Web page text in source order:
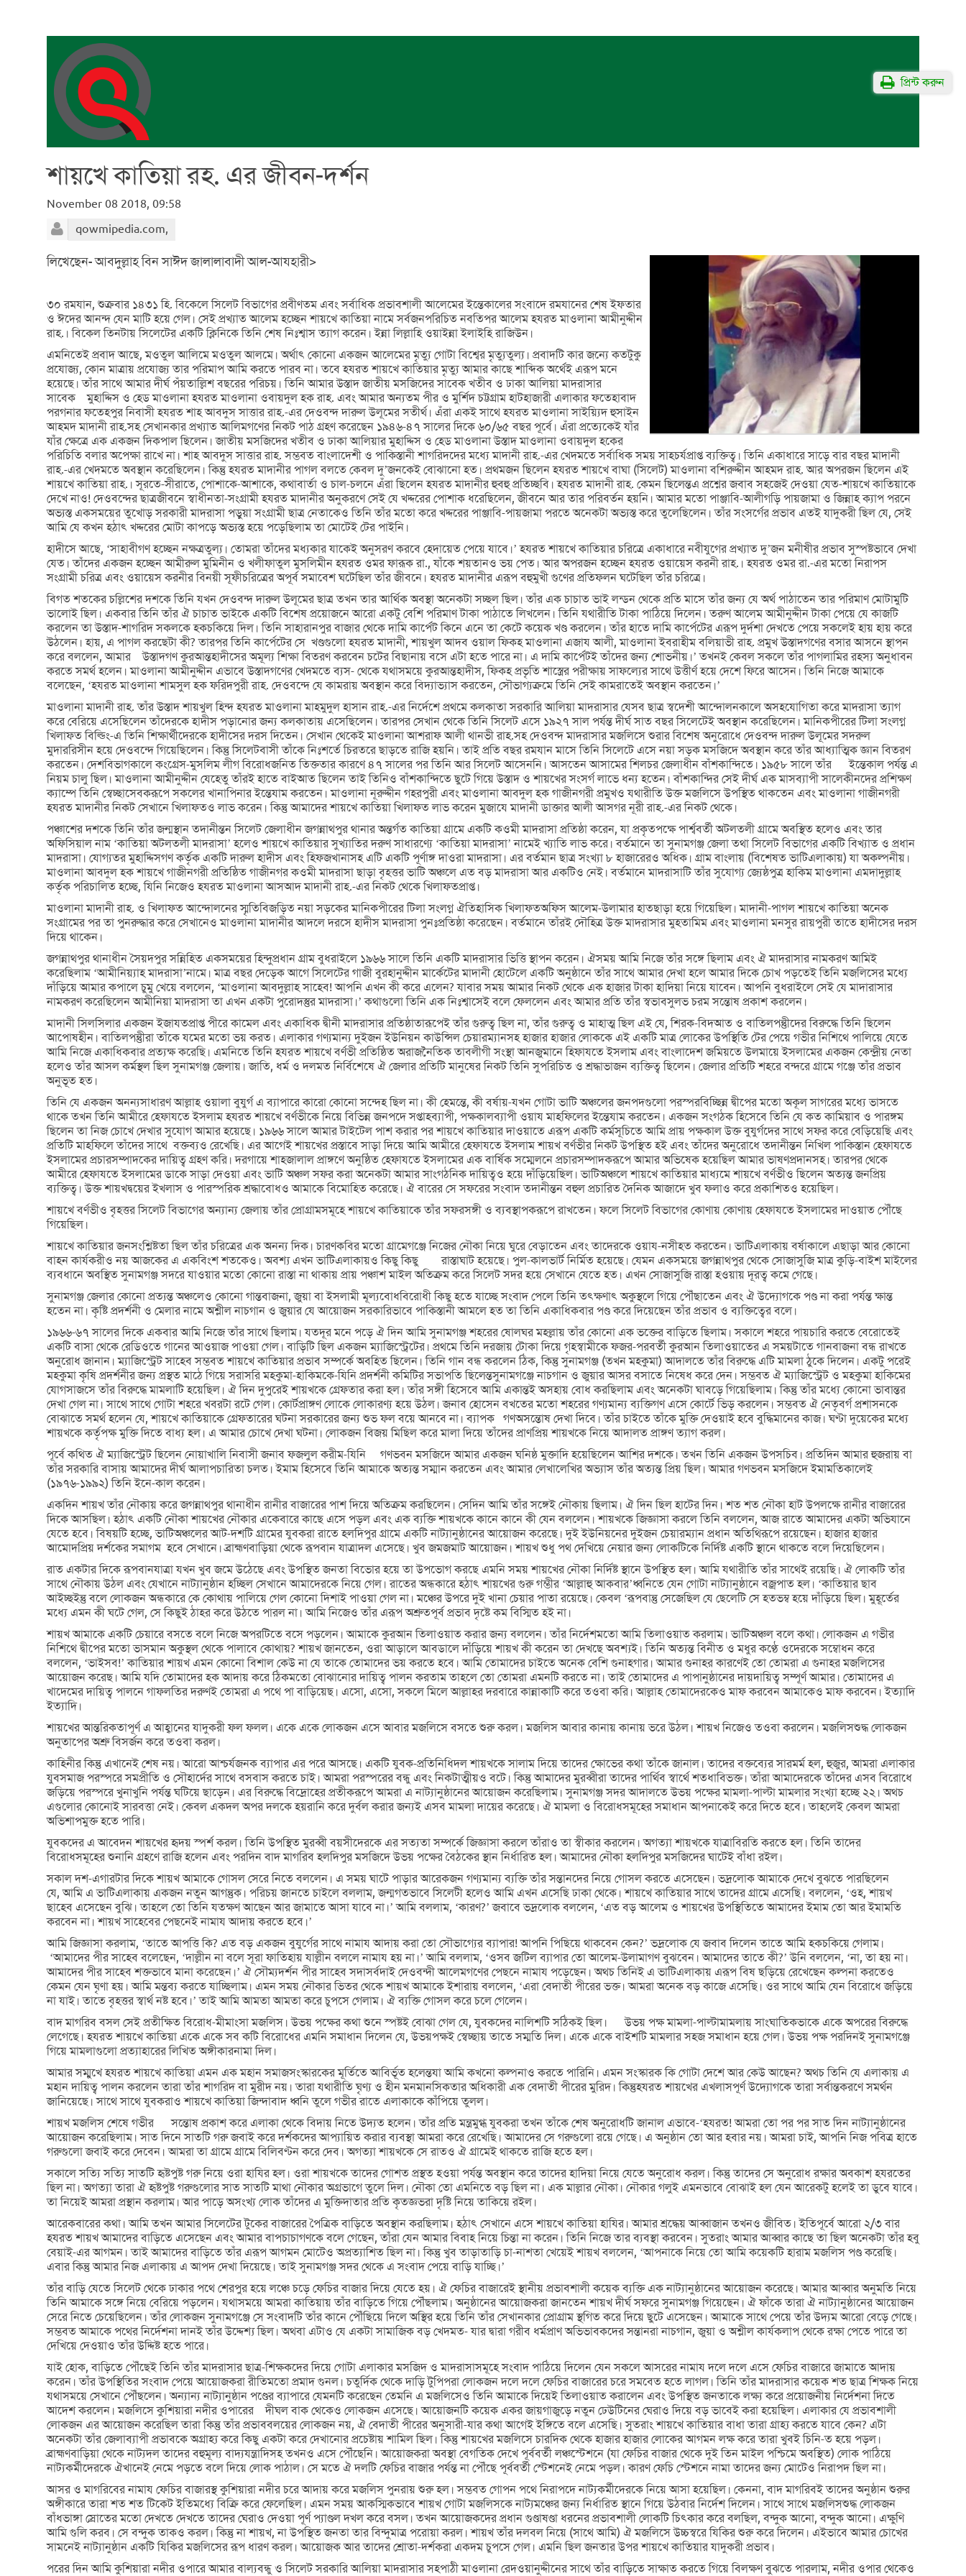
শায়খে কাতিয়া রহ. এর জীবন-দর্শন
November 08 2018, 09:58
qowmipedia.com,
লিখেছেন- আবদুল্লাহ বিন সাঈদ জালালাবাদী আল-আযহারী>
৩০ রমযান, শুক্রবার ১৪৩১ হি. বিকেলে সিলেট বিভাগের প্রবীণতম এবং সর্বাধিক প্রভাবশালী আলেমের ইন্তেকালের সংবাদে রমযানের শেষ ইফতার
ও ঈদের আনন্দ যেন মাটি হয়ে গেল। সেই প্রখ্যাত আলেম হচ্ছেন শায়খে কাতিয়া নামে সর্বজনপরিচিত নবতিপর আলেম হযরত মাওলানা আমীনুদ্দীন
রাহ.। বিকেল তিনটায় সিলেটের একটি ক্লিনিকে তিনি শেষ নিঃশ্বাস ত্যাগ করেন। ইন্না লিল্লাহি ওয়াইন্না ইলাইহি রাজিউন।
এমনিতেই প্রবাদ আছে, মওতুল আলিমে মওতুল আলমে। অর্থাৎ কোনো একজন আলেমের মৃত্যু গোটা বিশ্বের মৃত্যুতুল্য। প্রবাদটি কার জন্যে কতটুকু
প্রযোজ্য, কোন মাত্রায় প্রযোজ্য তার পরিমাপ আমি করতে পারব না। তবে হযরত শায়খে কাতিয়ার মৃত্যু আমার কাছে শাব্দিক অর্থেই এরূপ মনে
হয়েছে। তাঁর সাথে আমার দীর্ঘ পঁয়তাল্লিশ বছরের পরিচয়। তিনি আমার উস্তাদ জাতীয় মসজিদের সাবেক খতীব ও ঢাকা আলিয়া মাদরাসার
সাবেক মুহাদ্দিস ও হেড মাওলানা হযরত মাওলানা ওবায়দুল হক রাহ. এবং আমার অন্যতম পীর ও মুর্শিদ চট্টগ্রাম হাটহাজারী এলাকার ফতেহাবাদ
পরগনার ফতেহপুর নিবাসী হযরত শাহ আবদুস সাত্তার রাহ.-এর দেওবন্দ দারুল উলূমের সতীর্থ। এঁরা একই সাথে হযরত মাওলানা সাইয়্যিদ হুসাইন
আহমদ মাদানী রাহ.সহ সেখানকার প্রখ্যাত আলিমগণের নিকট পাঠ গ্রহণ করেছেন ১৯৪৬-৪৭ সালের দিকে ৬০/৬৫ বছর পূর্বে। এঁরা প্রত্যেকেই যাঁর
যাঁর ক্ষেত্রে এক একজন দিকপাল ছিলেন। জাতীয় মসজিদের খতীব ও ঢাকা আলিয়ার মুহাদ্দিস ও হেড মাওলানা উস্তাদ মাওলানা ওবায়দুল হকের
পরিচিতি বলার অপেক্ষা রাখে না। শাহ আবদুস সাত্তার রাহ. সম্ভবত বাংলাদেশী ও পাকিস্তানী শাগরিদদের মধ্যে মাদানী রাহ.-এর খেদমতে সর্বাধিক সময় সাহচর্যপ্রাপ্ত ব্যক্তিত্ব। তিনি একাধারে সাড়ে বার বছর মাদানী
রাহ.-এর খেদমতে অবস্থান করেছিলেন। কিন্তু হযরত মাদানীর পাগল বলতে কেবল দু’জনকেই বোঝানো হত। প্রথমজন ছিলেন হযরত শায়খে বাঘা (সিলেট) মাওলানা বশিরুদ্দীন আহমদ রাহ. আর অপরজন ছিলেন এই
শায়খে কাতিয়া রাহ.। সূরতে-সীরাতে, পোশাকে-আশাকে, কথাবার্তা ও চাল-চলনে এঁরা ছিলেন হযরত মাদানীর হুবহু প্রতিচ্ছবি। হযরত মাদানী রাহ. কেমন ছিলেন্তএ প্রশ্নের জবাব সহজেই দেওয়া যেত-শায়খে কাতিয়াকে
দেখে নাও! দেওবন্দের ছাত্রজীবনে স্বাধীনতা-সংগ্রামী হযরত মাদানীর অনুকরণে সেই যে খদ্দরের পোশাক ধরেছিলেন, জীবনে আর তার পরিবর্তন হয়নি। আমার মতো পাঞ্জাবি-আলীগড়ি পায়জামা ও জিন্নাহ ক্যাপ পরনে
অভ্যস্ত একসময়ের তুখোড় সরকারী মাদরাসা পড়ুয়া সংগ্রামী ছাত্র নেতাকেও তিনি তাঁর মতো করে খদ্দরের পাঞ্জাবি-পায়জামা পরতে অনেকটা অভ্যস্ত করে তুলেছিলেন। তাঁর সংসর্গের প্রভাব এতই যাদুকরী ছিল যে, সেই
আমি যে কখন হঠাৎ খদ্দরের মোটা কাপড়ে অভ্যস্ত হয়ে পড়েছিলাম তা মোটেই টের পাইনি।
হাদীসে আছে, ‘সাহাবীগণ হচ্ছেন নক্ষত্রতুল্য। তোমরা তাঁদের মধ্যকার যাকেই অনুসরণ করবে হেদায়েত পেয়ে যাবে।’ হযরত শায়খে কাতিয়ার চরিত্রে একাধারে নবীযুগের প্রখ্যাত দু’জন মনীষীর প্রভাব সুস্পষ্টভাবে দেখা
যেত। তাঁদের একজন হচ্ছেন আমীরুল মুমিনীন ও খলীফাতুল মুসলিমীন হযরত ওমর ফারূক রা., যাঁকে শয়তানও ভয় পেত। আর অপরজন হচ্ছেন হযরত ওয়ায়েস করনী রাহ.। হযরত ওমর রা.-এর মতো নিরাপস
সংগ্রামী চরিত্র এবং ওয়ায়েস করনীর বিনয়ী সূফীচরিত্রের অপূর্ব সমাবেশ ঘটেছিল তাঁর জীবনে। হযরত মাদানীর এরূপ বহুমুখী গুণের প্রতিফলন ঘটেছিল তাঁর চরিত্রে।
বিগত শতকের চল্লিশের দশকে তিনি যখন দেওবন্দ দারুল উলূমের ছাত্র তখন তার আর্থিক অবস্থা অনেকটা সচ্ছল ছিল। তাঁর এক চাচাত ভাই লন্ডন থেকে প্রতি মাসে তাঁর জন্য যে অর্থ পাঠাতেন তার পরিমাণ মোটামুটি
ভালোই ছিল। একবার তিনি তাঁর ঐ চাচাত ভাইকে একটি বিশেষ প্রয়োজনে আরো একটু বেশি পরিমাণ টাকা পাঠাতে লিখলেন। তিনি যথারীতি টাকা পাঠিয়ে দিলেন। তরুণ আলেম আমীনুদ্দীন টাকা পেয়ে যে কাজটি
করলেন তা উস্তাদ-শাগরিদ সকলকে হকচকিয়ে দিল। তিনি সাহারানপুর বাজার থেকে দামি কার্পেট কিনে এনে তা কেটে কয়েক খণ্ড করলেন। তাঁর হাতে দামি কার্পেটের এরূপ দুর্দশা দেখতে পেয়ে সকলেই হায় হায় করে
উঠলেন। হায়, এ পাগল করছেটা কী? তারপর তিনি কার্পেটের সে খণ্ডগুলো হযরত মাদানী, শায়খুল আদব ওয়াল ফিকহ মাওলানা এজায আলী, মাওলানা ইবরাহীম বলিয়াভী রাহ. প্রমুখ উস্তাদগণের বসার আসনে স্থাপন
করে বললেন, আমার উস্তাদগণ কুরআন্তহাদীসের অমূল্য শিক্ষা বিতরণ করবেন চটের বিছানায় বসে এটা হতে পারে না। এ দামি কার্পেটই তাঁদের জন্য শোভনীয়।’ তখনই কেবল সকলে তাঁর পাগলামির রহস্য অনুধাবন
করতে সমর্থ হলেন। মাওলানা আমীনুদ্দীন এভাবে উস্তাদগণের খেদমতে ব্যস- থেকে যথাসময়ে কুরআন্তহাদীস, ফিকহ প্রভৃতি শাস্ত্রের পরীক্ষায় সাফল্যের সাথে উত্তীর্ণ হয়ে দেশে ফিরে আসেন। তিনি নিজে আমাকে
বলেছেন, ‘হযরত মাওলানা শামসুল হক ফরিদপুরী রাহ. দেওবন্দে যে কামরায় অবস্থান করে বিদ্যাভ্যাস করতেন, সৌভাগ্যক্রমে তিনি সেই কামরাতেই অবস্থান করতেন।’
মাওলানা মাদানী রাহ. তাঁর উস্তাদ শায়খুল হিন্দ হযরত মাওলানা মাহমুদুল হাসান রাহ.-এর নির্দেশে প্রথমে কলকাতা সরকারি আলিয়া মাদরাসার যেসব ছাত্র স্বদেশী আন্দোলনকালে অসহযোগিতা করে মাদরাসা ত্যাগ
করে বেরিয়ে এসেছিলেন তাঁদেরকে হাদীস পড়ানোর জন্য কলকাতায় এসেছিলেন। তারপর সেখান থেকে তিনি সিলেট এসে ১৯২৭ সাল পর্যন্ত দীর্ঘ সাত বছর সিলেটেই অবস্থান করেছিলেন। মানিকপীরের টিলা সংলগ্ন
খিলাফত বিল্ডিং-এ তিনি শিক্ষার্থীদেরকে হাদীসের দরস দিতেন। সেখান থেকেই মাওলানা আশরাফ আলী থানভী রাহ.সহ দেওবন্দ মাদরাসার মজলিসে শুরার বিশেষ অনুরোধে দেওবন্দ দারুল উলূমের সদরুল
মুদাররিসীন হয়ে দেওবন্দে গিয়েছিলেন। কিন্তু সিলেটবাসী তাঁকে নিঃশর্তে চিরতরে ছাড়তে রাজি হয়নি। তাই প্রতি বছর রমযান মাসে তিনি সিলেটে এসে নয়া সড়ক মসজিদে অবস্থান করে তাঁর আধ্যাত্মিক জ্ঞান বিতরণ
করতেন। দেশবিভাগকালে কংগ্রেস-মুসলিম লীগ বিরোধজনিত তিক্ততার কারণে ৪৭ সালের পর তিনি আর সিলেট আসেননি। আসতেন আসামের শিলচর জেলাধীন বাঁশকান্দিতে। ১৯৫৮ সালে তাঁর ইন্তেকাল পর্যন্ত এ
নিয়ম চালু ছিল। মাওলানা আমীনুদ্দীন যেহেতু তাঁরই হাতে বাইআত ছিলেন তাই তিনিও বাঁশকান্দিতে ছুটে গিয়ে উস্তাদ ও শায়খের সংসর্গ লাভে ধন্য হতেন। বাঁশকান্দির সেই দীর্ঘ এক মাসব্যাপী সালেকীনদের প্রশিক্ষণ
ক্যাম্পে তিনি স্বেচ্ছাসেবকরূপে সকলের খানাপিনার ইন্তেযাম করতেন। মাওলানা নূরুদ্দীন গহরপুরী এবং মাওলানা আবদুল হক গাজীনগরী প্রমুখও যথারীতি উক্ত মজলিসে উপস্থিত থাকতেন এবং মাওলানা গাজীনগরী
হযরত মাদানীর নিকট সেখানে খিলাফতও লাভ করেন। কিন্তু আমাদের শায়খে কাতিয়া খিলাফত লাভ করেন মুজাযে মাদানী ডাক্তার আলী আসগর নূরী রাহ.-এর নিকট থেকে।
পঞ্চাশের দশকে তিনি তাঁর জন্মস্থান তদানীন্তন সিলেট জেলাধীন জগন্নাথপুর থানার অন্তর্গত কাতিয়া গ্রামে একটি কওমী মাদরাসা প্রতিষ্ঠা করেন, যা প্রকৃতপক্ষে পার্শ্ববর্তী অটলতলী গ্রামে অবস্থিত হলেও এবং তার
অফিসিয়াল নাম ‘কাতিয়া অটলতলী মাদরাসা’ হলেও শায়খে কাতিয়ার সুখ্যাতির দরুণ সাধারণ্যে ‘কাতিয়া মাদরাসা’ নামেই খ্যাতি লাভ করে। বর্তমানে তা সুনামগঞ্জ জেলা তথা সিলেট বিভাগের একটি বিখ্যাত ও প্রধান
মাদরাসা। যোগ্যতর মুহাদ্দিসগণ কর্তৃক একটি দারুল হাদীস এবং হিফজখানাসহ এটি একটি পূর্ণাঙ্গ দাওরা মাদরাসা। এর বর্তমান ছাত্র সংখ্যা ৮ হাজারেরও অধিক। গ্রাম বাংলায় (বিশেষত ভাটিএলাকায়) যা অকল্পনীয়।
মাওলানা আবদুল হক শায়খে গাজীনগরী প্রতিষ্ঠিত গাজীনগর কওমী মাদরাসা ছাড়া বৃহত্তর ভাটি অঞ্চলে এত বড় মাদরাসা আর একটিও নেই। বর্তমানে মাদরাসাটি তাঁর সুযোগ্য জ্যেষ্ঠপুত্র হাকিম মাওলানা এমদাদুল্লাহ
কর্তৃক পরিচালিত হচ্ছে, যিনি নিজেও হযরত মাওলানা আসআদ মাদানী রাহ.-এর নিকট থেকে খিলাফতপ্রাপ্ত।
মাওলানা মাদানী রাহ. ও খিলাফত আন্দোলনের স্মৃতিবিজড়িত নয়া সড়কের মানিকপীরের টিলা সংলগ্ন ঐতিহাসিক খিলাফতঅফিস আলেম-উলামার হাতছাড়া হয়ে গিয়েছিল। মাদানী-পাগল শায়খে কাতিয়া অনেক
সংগ্রামের পর তা পুনরুদ্ধার করে সেখানেও মাওলানা মাদানীর আদলে দরসে হাদীস মাদরাসা পুনঃপ্রতিষ্ঠা করেছেন। বর্তমানে তাঁরই দৌহিত্র উক্ত মাদরাসার মুহতামিম এবং মাওলানা মনসুর রায়পুরী তাতে হাদীসের দরস
দিয়ে থাকেন।
জগন্নাথপুর থানাধীন সৈয়দপুর সন্নিহিত একসময়ের হিন্দুপ্রধান গ্রাম বুধরাইলে ১৯৬৬ সালে তিনি একটি মাদরাসার ভিত্তি স্থাপন করেন। ঐসময় আমি নিজে তাঁর সঙ্গে ছিলাম এবং ঐ মাদরাসার নামকরণ আমিই
করেছিলাম ‘আমীনিয়্যাহ মাদরাসা’নামে। মাত্র বছর দেড়েক আগে সিলেটের গাজী বুরহানুদ্দীন মার্কেটের মাদানী হোটেলে একটি অনুষ্ঠানে তাঁর সাথে আমার দেখা হলে আমার দিকে চোখ পড়তেই তিনি মজলিসের মধ্যে
দাঁড়িয়ে আমার কপালে চুমু খেয়ে বললেন, ‘মাওলানা আবদুল্লাহ সাহেব! আপনি এখন কী করে এলেন? যাবার সময় আমার নিকট থেকে এক হাজার টাকা হাদিয়া নিয়ে যাবেন। আপনি বুধরাইলে সেই যে মাদারাসার
নামকরণ করেছিলেন আমীনিয়া মাদরাসা তা এখন একটা পুরোদস্তুর মাদরাসা।’ কথাগুলো তিনি এক নিঃশ্বাসেই বলে ফেললেন এবং আমার প্রতি তাঁর স্বভাবসুলভ চরম সন্তোষ প্রকাশ করলেন।
মাদানী সিলসিলার একজন ইজাযতপ্রাপ্ত পীরে কামেল এবং একাধিক দ্বীনী মাদরাসার প্রতিষ্ঠাতারূপেই তাঁর গুরুত্ব ছিল না, তাঁর গুরুত্ব ও মাহাত্ম ছিল এই যে, শিরক-বিদআত ও বাতিলপন্তুীদের বিরুদ্ধে তিনি ছিলেন
আপোষহীন। বাতিলপন্তুীরা তাঁকে যমের মতো ভয় করত। এলাকার গণ্যমান্য দুইজন ইউনিয়ন কাউন্সিল চেয়ারম্যানসহ হাজার হাজার লোককে এই একটি মাত্র লোকের উপস্থিতি টের পেয়ে গভীর নিশিথে পালিয়ে যেতে
আমি নিজে একাধিকবার প্রত্যক্ষ করেছি। এমনিতে তিনি হযরত শায়খে বর্ণভী প্রতিষ্ঠিত অরাজনৈতিক তাবলীগী সংস্থা আনজুমানে হিফাযতে ইসলাম এবং বাংলাদেশ জমিয়তে উলমায়ে ইসলামের একজন কেন্দ্রীয় নেতা
হলেও তাঁর আসল কর্মস্থল ছিল সুনামগঞ্জ জেলায়। জাতি, ধর্ম ও দলমত নির্বিশেষে ঐ জেলার প্রতিটি মানুষের নিকট তিনি সুপরিচিত ও শ্রদ্ধাভাজন ব্যক্তিত্ব ছিলেন। জেলার প্রতিটি শহরে বন্দরে গ্রামে গঞ্জে তাঁর প্রভাব
অনুভূত হত।
তিনি যে একজন অনন্যসাধারণ আল্লাহ ওয়ালা বুযুর্গ এ ব্যাপারে কারো কোনো সন্দেহ ছিল না। কী হেমন্তে, কী বর্ষায়-যখন গোটা ভাটি অঞ্চলের জনপদগুলো পরস্পরবিচ্ছিন্ন দ্বীপের মতো অকূল সাগরের মধ্যে ভাসতে
থাকে তখন তিনি আমীরে হেফাযতে ইসলাম হযরত শায়খে বর্ণভীকে নিয়ে বিভিন্ন জনপদে সপ্তাহব্যাপী, পক্ষকালব্যাপী ওয়ায মাহফিলের ইন্তেযাম করতেন। একজন সংগঠক হিসেবে তিনি যে কত কামিয়াব ও পারঙ্গম
ছিলেন তা নিজ চোখে দেখার সুযোগ আমার হয়েছে। ১৯৬৬ সালে আমার টাইটেল পাশ করার পর শায়খে কাতিয়ার দাওয়াতে এরূপ একটি কর্মসূচিতে আমি প্রায় পক্ষকাল উক্ত বুযুর্গদের সাথে সফর করে বেড়িয়েছি এবং
প্রতিটি মাহফিলে তাঁদের সাথে বক্তব্যও রেখেছি। এর আগেই শায়খের প্রস্তাবে সাড়া দিয়ে আমি আমীরে হেফাযতে ইসলাম শায়খ বর্ণভীর নিকট উপস্থিত হই এবং তাঁদের অনুরোধে তদানীন্তন নিখিল পাকিস্তান হেফাযতে
ইসলামের প্রচারসম্পাদকের দায়িত্ব গ্রহণ করি। দরগায়ে শাহজালাল প্রাঙ্গণে অনুষ্ঠিত হেফাযতে ইসলামের এক বার্ষিক সম্মেলনে প্রচারসম্পাদকরূপে আমার অভিষেক হয়েছিল আমার ভাষণপ্রদানসহ। তারপর থেকে
আমীরে হেফাযতে ইসলামের ডাকে সাড়া দেওয়া এবং ভাটি অঞ্চল সফর করা অনেকটা আমার সাংগঠনিক দায়িত্বও হয়ে দাঁড়িয়েছিল। ভাটিঅঞ্চলে শায়খে কাতিয়ার মাধ্যমে শায়খে বর্ণভীও ছিলেন অত্যন্ত জনপ্রিয়
ব্যক্তিত্ব। উক্ত শায়খদ্বয়ের ইখলাস ও পারস্পরিক শ্রদ্ধাবোধও আমাকে বিমোহিত করেছে। ঐ বারের সে সফরের সংবাদ তদানীন্তন বহুল প্রচারিত দৈনিক আজাদে খুব ফলাও করে প্রকাশিতও হয়েছিল।
শায়খে বর্ণভীও বৃহত্তর সিলেট বিভাগের অন্যান্য জেলায় তাঁর প্রোগ্রামসমূহে শায়খে কাতিয়াকে তাঁর সফরসঙ্গী ও ব্যবস্থাপকরূপে রাখতেন। ফলে সিলেট বিভাগের কোণায় কোণায় হেফাযতে ইসলামের দাওয়াত পৌঁছে
গিয়েছিল।
শায়খে কাতিয়ার জনসংশ্লিষ্টতা ছিল তাঁর চরিত্রের এক অনন্য দিক। চারণকবির মতো গ্রামেগঞ্জে নিজের নৌকা নিয়ে ঘুরে বেড়াতেন এবং তাদেরকে ওয়ায-নসীহত করতেন। ভাটিএলাকায় বর্ষাকালে এছাড়া আর কোনো
বাহন কার্যকরীও নয় আজকের এ একবিংশ শতকেও। অবশ্য এখন ভাটিএলাকায়ও কিছু কিছু রাস্তাঘাট হয়েছে। পুল-কালভার্ট নির্মিত হয়েছে। যেমন একসময়ে জগন্নাথপুর থেকে সোজাসুজি মাত্র কুড়ি-বাইশ মাইলের
ব্যবধানে অবস্থিত সুনামগঞ্জ সদরে যাওয়ার মতো কোনো রাস্তা না থাকায় প্রায় পঞ্চাশ মাইল অতিক্রম করে সিলেট সদর হয়ে সেখানে যেতে হত। এখন সোজাসুজি রাস্তা হওয়ায় দূরত্ব কমে গেছে।
সুনামগঞ্জ জেলার কোনো প্রত্যন্ত অঞ্চলেও কোনো গান্তবাজনা, জুয়া বা ইসলামী মূল্যবোধবিরোধী কিছু হতে যাচ্ছে সংবাদ পেলে তিনি তৎক্ষণাৎ অকুস্থলে গিয়ে পৌঁছাতেন এবং ঐ উদ্যোগকে পণ্ড না করা পর্যন্ত ক্ষান্ত
হতেন না। কৃষ্টি প্রদর্শনী ও মেলার নামে অশ্লীল নাচগান ও জুয়ার যে আয়োজন সরকারিভাবে পাকিস্তানী আমলে হত তা তিনি একাধিকবার পণ্ড করে দিয়েছেন তাঁর প্রভাব ও ব্যক্তিত্বের বলে।
১৯৬৬-৬৭ সালের দিকে একবার আমি নিজে তাঁর সাথে ছিলাম। যতদূর মনে পড়ে ঐ দিন আমি সুনামগঞ্জ শহরের ষোলঘর মহল্লায় তাঁর কোনো এক ভক্তের বাড়িতে ছিলাম। সকালে শহরে পায়চারি করতে বেরোতেই
একটি বাসা থেকে রেডিওতে গানের আওয়াজ পাওয়া গেল। বাড়িটি ছিল একজন ম্যাজিস্ট্রেটের। প্রথমে তিনি দরজায় টোকা দিয়ে গৃহস্বামীকে ফজর-পরবর্তী কুরআন তিলাওয়াতের এ সময়টাতে গানবাজনা বন্ধ রাখতে
অনুরোধ জানান। ম্যাজিস্ট্রেট সাহেব সম্ভবত শায়খে কাতিয়ার প্রভাব সম্পর্কে অবহিত ছিলেন। তিনি গান বন্ধ করলেন ঠিক, কিন্তু সুনামগঞ্জ (তখন মহকুমা) আদালতে তাঁর বিরুদ্ধে এটি মামলা ঠুকে দিলেন। একটু পরেই
মহকুমা কৃষি প্রদর্শনীর জন্য প্রস্থত মাঠে গিয়ে সরাসরি মহকুমা-হাকিমকে-যিনি প্রদর্শনী কমিটির সভাপতি ছিলেন্তসুনামগঞ্জে নাচগান ও জুয়ার আসর বসাতে নিষেধ করে দেন। সম্ভবত ঐ ম্যাজিস্ট্রেট ও মহকুমা হাকিমের
যোগসাজসে তাঁর বিরুদ্ধে মামলাটি হয়েছিল। ঐ দিন দুপুরেই শায়খকে গ্রেফতার করা হল। তাঁর সঙ্গী হিসেবে আমি একান্তই অসহায় বোধ করছিলাম এবং অনেকটা ঘাবড়ে গিয়েছিলাম। কিন্তু তাঁর মধ্যে কোনো ভাবান্তর
দেখা গেল না। সাথে সাথে গোটা শহরে খবরটা রটে গেল। কোর্টপ্রাঙ্গণ লোকে লোকারণ্য হয়ে উঠল। জনাব হোসেন বখতের মতো শহরের গণ্যমান্য ব্যক্তিগণ এসে কোর্টে ভিড় করলেন। সম্ভবত ঐ নেতৃবর্গ প্রশাসনকে
বোঝাতে সমর্থ হলেন যে, শায়খে কাতিয়াকে গ্রেফতারের ঘটনা সরকারের জন্য শুভ ফল বয়ে আনবে না। ব্যাপক গণঅসন্তোষ দেখা দিবে। তাঁর চাইতে তাঁকে মুক্তি দেওয়াই হবে বুদ্ধিমানের কাজ। ঘণ্টা দুয়েকের মধ্যে
শায়খকে কর্তৃপক্ষ মুক্তি দিতে বাধ্য হল। এ আমার চোখে দেখা ঘটনা। লোকজন বিজয় মিছিল করে মালা দিয়ে তাঁদের প্রাণপ্রিয় শায়খকে নিয়ে আদালত প্রাঙ্গণ ত্যাগ করল।
পূর্বে কথিত ঐ ম্যাজিস্ট্রেট ছিলেন নোয়াখালি নিবাসী জনাব ফজলুল করীম-যিনি গণভবন মসজিদে আমার একজন ঘনিষ্ঠ মুক্তাদি হয়েছিলেন আশির দশকে। তখন তিনি একজন উপসচিব। প্রতিদিন আমার হুজরায় বা
তাঁর সরকারি বাসায় আমাদের দীর্ঘ আলাপচারিতা চলত। ইমাম হিসেবে তিনি আমাকে অত্যন্ত সম্মান করতেন এবং আমার লেখালেখির অভ্যাস তাঁর অত্যন্ত প্রিয় ছিল। আমার গণভবন মসজিদে ইমামতিকালেই
(১৯৭৬-১৯৯২) তিনি ইনে-কাল করেন।
একদিন শায়খ তাঁর নৌকায় করে জগন্নাথপুর থানাধীন রানীর বাজারের পাশ দিয়ে অতিক্রম করছিলেন। সেদিন আমি তাঁর সঙ্গেই নৌকায় ছিলাম। ঐ দিন ছিল হাটের দিন। শত শত নৌকা হাট উপলক্ষে রানীর বাজারের
দিকে আসছিল। হঠাৎ একটি নৌকা শায়খের নৌকার একেবারে কাছে এসে পড়ল এবং এক ব্যক্তি শায়খকে কানে কানে কী যেন বললেন। শায়খকে জিজ্ঞাসা করলে তিনি বললেন, আজ রাতে আমাদের একটা অভিযানে
যেতে হবে। বিষয়টি হচ্ছে, ভাটিঅঞ্চলের আট-দশটি গ্রামের যুবকরা রাতে হলদিপুর গ্রামে একটি নাট্যানুষ্ঠানের আয়োজন করেছে। দুই ইউনিয়নের দুইজন চেয়ারম্যান প্রধান অতিথিরূপে রয়েছেন। হাজার হাজার
আমোদপ্রিয় দর্শকের সমাগম হবে সেখানে। ব্রাহ্মণবাড়িয়া থেকে রূপবান যাত্রাদল এসেছে। খুব জমজমাট আয়োজন। শায়খ শুধু পথ দেখিয়ে নেয়ার জন্য লোকটিকে নির্দিষ্ট একটি স্থানে থাকতে বলে দিয়েছিলেন।
রাত একটার দিকে রূপবানযাত্রা যখন খুব জমে উঠেছে এবং উপস্থিত জনতা বিভোর হয়ে তা উপভোগ করছে এমনি সময় শায়খের নৌকা নির্দিষ্ট স্থানে উপস্থিত হল। আমি যথারীতি তাঁর সাথেই রয়েছি। ঐ লোকটি তাঁর
সাথে নৌকায় উঠল এবং যেখানে নাট্যানুষ্ঠান হচ্ছিল সেখানে আমাদেরকে নিয়ে গেল। রাতের অন্ধকারে হঠাৎ শায়খের গুরু গম্ভীর ‘আল্লাহু আকবার’ধ্বনিতে যেন গোটা নাট্যানুষ্ঠানে বজ্রপাত হল। ‘কাতিয়ার ছাব
আইচ্ছইন্তু বলে লোকজন অন্ধকারে কে কোথায় পালিয়ে গেল কোনো দিশাই পাওয়া গেল না। মঞ্চের উপরে দুই খানা চেয়ার পাতা রয়েছে। কেবল ‘রূপবান্তু সেজেছিল যে ছেলেটি সে হতভম্ব হয়ে দাঁড়িয়ে ছিল। মুহূর্তের
মধ্যে এমন কী ঘটে গেল, সে কিছুই ঠাহর করে উঠতে পারল না। আমি নিজেও তাঁর এরূপ অশ্রুতপূর্ব প্রভাব দৃষ্টে কম বিস্মিত হই না।
শায়খ আমাকে একটি চেয়ারে বসতে বলে নিজে অপরটিতে বসে পড়লেন। আমাকে কুরআন তিলাওয়াত করার জন্য বললেন। তাঁর নির্দেশমতো আমি তিলাওয়াত করলাম। ভাটিঅঞ্চল বলে কথা। লোকজন এ গভীর
নিশিথে দ্বীপের মতো ভাসমান অকুস্থল থেকে পালাবে কোথায়? শায়খ জানতেন, ওরা আড়ালে আবডালে দাঁড়িয়ে শায়খ কী করেন তা দেখছে অবশ্যই। তিনি অত্যন্ত বিনীত ও মধুর কণ্ঠে ওদেরকে সম্বোধন করে
বললেন, ‘ভাইসব!’ কাতিয়ার শায়খ এমন কোনো বিশাল কেউ না যে তাকে তোমাদের ভয় করতে হবে। আমি তোমাদের চাইতে অনেক বেশি গুনাহগার। আমার গুনাহর কারণেই তো তোমরা এ গুনাহর মজলিসের
আয়োজন করেছ। আমি যদি তোমাদের হক আদায় করে ঠিকমতো বোঝানোর দায়িত্ব পালন করতাম তাহলে তো তোমরা এমনটি করতে না। তাই তোমাদের এ পাপানুষ্ঠানের দায়দায়িত্ব সম্পূর্ণ আমার। তোমাদের এ
খাদেমের দায়িত্ব পালনে গাফলতির দরুণই তোমরা এ পথে পা বাড়িয়েছ। এসো, এসো, সকলে মিলে আল্লাহর দরবারে কান্নাকাটি করে তওবা করি। আল্লাহ তোমাদেরকেও মাফ করবেন আমাকেও মাফ করবেন। ইত্যাদি
ইত্যাদি।
শায়খের আন্তরিকতাপূর্ণ এ আহ্বানের যাদুকরী ফল ফলল। একে একে লোকজন এসে আবার মজলিসে বসতে শুরু করল। মজলিস আবার কানায় কানায় ভরে উঠল। শায়খ নিজেও তওবা করলেন। মজলিসশুদ্ধ লোকজন
অনুতাপের অশ্রু বিসর্জন করে তওবা করল।
কাহিনীর কিন্তু এখানেই শেষ নয়। আরো আশ্চর্যজনক ব্যাপার এর পরে আসছে। একটি যুবক-প্রতিনিধিদল শায়খকে সালাম দিয়ে তাদের ক্ষোভের কথা তাঁকে জানাল। তাদের বক্তব্যের সারমর্ম হল, হুজুর, আমরা এলাকার
যুবসমাজ পরস্পরে সমপ্রীতি ও সৌহার্দের সাথে বসবাস করতে চাই। আমরা পরস্পরের বন্ধু এবং নিকটাত্মীয়ও বটে। কিন্তু আমাদের মুরব্বীরা তাদের পার্থিব স্বার্থে শতধাবিভক্ত। তাঁরা আমাদেরকে তাঁদের এসব বিরোধে
জড়িয়ে পরস্পরে খুনাখুনি পর্যন্ত ঘটিয়ে ছাড়েন। এর বিরুদ্ধে বিদ্রোহের প্রতীকরূপে আমরা এ নাট্যানুষ্ঠানের আয়োজন করেছিলাম। সুনামগঞ্জ সদর আদালতে উভয় পক্ষের মামলা-পাল্টা মামলার সংখ্যা হচ্ছে ২২। অথচ
এগুলোর কোনোই সারবত্তা নেই। কেবল একদল অপর দলকে হয়রানি করে দুর্বল করার জন্যই এসব মামলা দায়ের করেছে। ঐ মামলা ও বিরোধসমূহের সমাধান আপনাকেই করে দিতে হবে। তাহলেই কেবল আমরা
অভিশাপমুক্ত হতে পারি।
যুবকদের এ আবেদন শায়খের হৃদয় স্পর্শ করল। তিনি উপস্থিত মুরব্বী বয়সীদেরকে এর সত্যতা সম্পর্কে জিজ্ঞাসা করলে তাঁরাও তা স্বীকার করলেন। অগত্যা শায়খকে যাত্রাবিরতি করতে হল। তিনি তাদের
বিরোধসমূহের শুনানি গ্রহণে রাজি হলেন এবং পরদিন বাদ মাগরিব হলদিপুর মসজিদে উভয় পক্ষের বৈঠকের স্থান নির্ধারিত হল। আমাদের নৌকা হলদিপুর মসজিদের ঘাটেই বাঁধা রইল।
সকাল দশ-এগারটার দিকে শায়খ আমাকে গোসল সেরে নিতে বললেন। এ সময় ঘাটে পাড়ার আরেকজন গণ্যমান্য ব্যক্তি তাঁর সন্তানদের নিয়ে গোসল করতে এসেছেন। ভদ্রলোক আমাকে দেখে বুঝতে পারছিলেন
যে, আমি এ ভাটিএলাকায় একজন নতুন আগন্তুক। পরিচয় জানতে চাইলে বললাম, জন্মগতভাবে সিলেটী হলেও আমি এখন এসেছি ঢাকা থেকে। শায়খে কাতিয়ার সাথে তাদের গ্রামে এসেছি। বললেন, ‘ওহ, শায়খ
ছাহেব এসেছেন বুঝি। তাহলে তো তিনি যতক্ষণ আছেন আর জামাতে আসা যাবে না।’ আমি বললাম, ‘কারণ?’ জবাবে ভদ্রলোক বললেন, ‘এত বড় আলেম ও শায়খের উপস্থিতিতে আমাদের ইমাম তো আর ইমামতি
করবেন না। শায়খ সাহেবের পেছনেই নামায আদায় করতে হবে।’
আমি জিজ্ঞাসা করলাম, ‘তাতে আপত্তি কি? এত বড় একজন বুযুর্গের সাথে নামায আদায় করা তো সৌভাগ্যের ব্যাপার! আপনি পিছিয়ে থাকবেন কেন?’ ভদ্রলোক যে জবাব দিলেন তাতে আমি হকচকিয়ে গেলাম।
‘আমাদের পীর সাহেব বলেছেন, ‘দাল্লীন না বলে সূরা ফাতিহায় যাল্লীন বললে নামায হয় না।’ আমি বললাম, ‘ওসব জটিল ব্যাপার তো আলেম-উলামাগণ বুঝবেন। আমাদের তাতে কী?’ উনি বললেন, ‘না, তা হয় না।
আমাদের পীর সাহেব শক্তভাবে মানা করেছেন।’ ঐ সৌম্যদর্শন পীর সাহেব সদাসর্বদাই দেওবন্দী আলেমগণের পেছনে নামায পড়েছেন। অথচ তিনিই এ ভাটিএলাকায় এরূপ বিষ ছড়িয়ে রেখেছেন কল্পনা করতেও
কেমন যেন ঘৃণা হয়। আমি মন্তব্য করতে যাচ্ছিলাম। এমন সময় নৌকার ভিতর থেকে শায়খ আমাকে ইশারায় বললেন, ‘এরা বেদাতী পীরের ভক্ত। আমরা অনেক বড় কাজে এসেছি। ওর সাথে আমি যেন বিরোধে জড়িয়ে
না যাই। তাতে বৃহত্তর স্বার্থ নষ্ট হবে।’ তাই আমি আমতা আমতা করে চুপসে গেলাম। ঐ ব্যক্তি গোসল করে চলে গেলেন।
বাদ মাগরিব বসল সেই প্রতীক্ষিত বিরোধ-মীমাংসা মজলিস। উভয় পক্ষের কথা শুনে স্পষ্টই বোঝা গেল যে, যুবকদের নালিশটি সঠিকই ছিল। উভয় পক্ষ মামলা-পাল্টামামলায় সাংঘাতিকভাকে একে অপরের বিরুদ্ধে
লেগেছে। হযরত শায়খে কাতিয়া একে একে সব কটি বিরোধের এমনি সমাধান দিলেন যে, উভয়পক্ষই স্বেচ্ছায় তাতে সম্মতি দিল। একে একে বাইশটি মামলার সহজ সমাধান হয়ে গেল। উভয় পক্ষ পরদিনই সুনামগঞ্জে
গিয়ে মামলাগুলো প্রত্যাহারের লিখিত অঙ্গীকারনামা দিল।
আমার সম্মুখে হযরত শায়খে কাতিয়া এমন এক মহান সমাজসংস্কারকের মূর্তিতে আবির্ভূত হলেন্তযা আমি কখনো কল্পনাও করতে পারিনি। এমন সংস্কারক কি গোটা দেশে আর কেউ আছেন? অথচ তিনি যে এলাকায় এ
মহান দায়িত্ব পালন করলেন তারা তাঁর শাগরিদ বা মুরীদ নয়। তারা যথারীতি ঘৃণ্য ও হীন মনমানসিকতার অধিকারী এক বেদাতী পীরের মুরিদ। কিন্তুহযরত শায়খের এখলাসপূর্ণ উদ্যোগকে তারা সর্বান্তকরণে সমর্থন
জানিয়েছে। সাথে সাথে যুবকরাও শায়খে কাতিয়া জিন্দাবাদ ধ্বনি তুলে গভীর রাতে এলাকাকে কাঁপিয়ে তুলল।
শায়খ মজলিস শেষে গভীর সন্তোষ প্রকাশ করে এলাকা থেকে বিদায় নিতে উদ্যত হলেন। তাঁর প্রতি মন্ত্রমুগ্ধ যুবকরা তখন তাঁকে শেষ অনুরোধটি জানাল এভাবে-‘হযরত! আমরা তো পর পর সাত দিন নাট্যানুষ্ঠানের
আয়োজন করেছিলাম। সাত দিনে সাতটি গরু জবাই করে দর্শকদের আপ্যায়িত করার ব্যবস্থা আমরা করে রেখেছি। আমাদের সে গরুগুলো রয়ে গেছে। এ অনুষ্ঠান তো আর হবার নয়। আমরা চাই, আপনি নিজ পবিত্র হাতে
গরুগুলো জবাই করে দেবেন। আমরা তা গ্রামে গ্রামে বিলিবণ্টন করে দেব। অগত্যা শায়খকে সে রাতও ঐ গ্রামেই থাকতে রাজি হতে হল।
সকালে সত্যি সত্যি সাতটি হৃষ্টপুষ্ট গরু নিয়ে ওরা হাযির হল। ওরা শায়খকে তাদের গোশত প্রস্থত হওয়া পর্যন্ত অবস্থান করে তাদের হাদিয়া নিয়ে যেতে অনুরোধ করল। কিন্তু তাদের সে অনুরোধ রক্ষার অবকাশ হযরতের
ছিল না। অগত্যা তারা ঐ হৃষ্টপুষ্ট গরুগুলোর সাত সাতটি মাথা নৌকার অগ্রভাগে তুলে দিল। নৌকা তো এমনিতে বড় ছিল না। এক মাল্লার নৌকা। নৌকার গলুই এমনভাবে বোঝাই হল যেন আরেকটু হলেই তা ডুবে যাবে।
তা নিয়েই আমরা প্রস্থান করলাম। আর পাড়ে অসংখ্য লোক তাঁদের এ মুক্তিদাতার প্রতি কৃতজ্ঞভরা দৃষ্টি নিয়ে তাকিয়ে রইল।
আরেকবারের কথা। আমি তখন আমার সিলেটের টুকের বাজারের পৈত্রিক বাড়িতে অবস্থান করছিলাম। হঠাৎ সেখানে এসে শায়খে কাতিয়া হাযির। আমার শ্রদ্ধেয় আব্বাজান তখনও জীবিত। ইতিপূর্বে আরো ২/৩ বার
হযরত শায়খ আমাদের বাড়িতে এসেছেন এবং আমার বাপচাচাগণকে বলে গেছেন, তাঁরা যেন আমার বিবাহ নিয়ে চিন্তা না করেন। তিনি নিজে তার ব্যবস্থা করবেন। সুতরাং আমার আব্বার কাছে তা ছিল অনেকটা তাঁর হবু
বেয়াই-এর আগমন। তাই আমাদের বাড়িতে তাঁর এরূপ আগমন মোটেও অপ্রত্যাশিত ছিল না। কিন্তু খুব তাড়াতাড়ি চা-নাশতা খেয়েই শায়খ বললেন, ‘আপনাকে নিয়ে তো আমি কয়েকটি হারাম মজলিস পণ্ড করেছি।
এবার কিন্তু আমার নিজ এলাকায় এ আপদ দেখা দিয়েছে। তাই সুনামগঞ্জ সদর থেকে এ সংবাদ পেয়ে বাড়ি যাচ্ছি।’
তাঁর বাড়ি যেতে সিলেট থেকে ঢাকার পথে শেরপুর হয়ে লঞ্চে চড়ে ফেচির বাজার দিয়ে যেতে হয়। ঐ ফেচির বাজারেই স্থানীয় প্রভাবশালী কয়েক ব্যক্তি এক নাট্যানুষ্ঠানের আয়োজন করেছে। আমার আব্বার অনুমতি নিয়ে
তিনি আমাকে সঙ্গে নিয়ে বেরিয়ে পড়লেন। যথাসময়ে আমরা কাতিয়ায় তাঁর বাড়িতে গিয়ে পৌঁছলাম। অনুষ্ঠানের আয়োজকরা জানতেন শায়খ দীর্ঘ সফরে সুনামগঞ্জ গিয়েছেন। ঐ ফাঁকে তারা ঐ নাট্যানুষ্ঠানের আয়োজন
সেরে নিতে চেয়েছিলেন। তাঁর লোকজন সুনামগঞ্জে সে সংবাদটি তাঁর কানে পৌঁছিয়ে দিলে অস্থির হয়ে তিনি তাঁর সেখানকার প্রোগ্রাম স্থগিত করে দিয়ে ছুটে এসেছেন। আমাকে সাথে পেয়ে তাঁর উদ্যম আরো বেড়ে গেছে।
সম্ভবত আমাকে পথের নির্দেশনা দানই তাঁর উদ্দেশ্য ছিল। অথবা এটাও যে একটা সামাজিক বড় খেদমত- যার দ্বারা গরীব ধর্মপ্রাণ অভিভাবকদের সন্তানরা নাচগান, জুয়া ও অশ্লীল কার্যকলাপ থেকে রক্ষা পেতে পারে তা
দেখিয়ে দেওয়াও তাঁর উদ্দিষ্ট হতে পারে।
যাই হোক, বাড়িতে পৌঁছেই তিনি তাঁর মাদরাসার ছাত্র-শিক্ষকদের দিয়ে গোটা এলাকার মসজিদ ও মাদরাসাসমূহে সংবাদ পাঠিয়ে দিলেন যেন সকলে আসরের নামায দলে দলে এসে ফেচির বাজারে জামাতে আদায়
করেন। তাঁর উপস্থিতির সংবাদ পেয়ে আয়োজকরা রীতিমতো প্রমাদ গুনল। চতুর্দিক থেকে দাড়ি টুপিপরা লোকজন দলে দলে ফেচির বাজারের চরে সমবেত হতে লাগল। তিনি তাঁর মাদরাসার কয়েক শত ছাত্র শিক্ষক নিয়ে
যথাসময়ে সেখানে পৌঁছলেন। অন্যান্য নাট্যানুষ্ঠান পণ্ডের ব্যাপারে যেমনটি করেছেন তেমনি এ মজলিসেও তিনি আমাকে দিয়েই তিলাওয়াত করালেন এবং উপস্থিত জনতাকে লক্ষ্য করে প্রয়োজনীয় নির্দেশনা দিতে
আদেশ করলেন। মজলিসে কুশিয়ারা নদীর ওপারের দীঘল বাক থেকেও লোকজন এসেছে। আয়োজনটি কয়েক একর জায়গাজুড়ে নতুন ঢেউটিনের ঘেরাও দিয়ে বড় ভাবেই করা হয়েছিল। এলাকার যে প্রভাবশালী
লোকজন এর আয়োজন করেছিল তারা কিন্তু তাঁর প্রভাববলয়ের লোকজন নয়, ঐ বেদাতী পীরের অনুসারী-যার কথা আগেই ইঙ্গিতে বলে এসেছি। সুতরাং শায়খে কাতিয়ার বাধা তারা গ্রাহ্য করতে যাবে কেন? এটা
অনেকটা তাঁর জেলাব্যাপী প্রভাবকে অগ্রাহ্য করে কিছু একটা করে দেখানোর প্রচেষ্টায় শামিল ছিল। কিন্তু শায়খের মজলিসে চারদিক থেকে হাজার হাজার লোকের আগমন লক্ষ করে তারা খুবই চিনি-ত হয়ে পড়ল।
ব্রাহ্মণবাড়িয়া থেকে নাট্যদল তাদের বহুমূল্য বাদ্যযন্ত্রাদিসহ তখনও এসে পৌঁছেনি। আয়োজকরা অবস্থা বেগতিক দেখে পূর্ববর্তী লঞ্চস্টেশনে (যা ফেচির বাজার থেকে দুই তিন মাইল পশ্চিমে অবস্থিত) লোক পাঠিয়ে
নাট্যকর্মীদেরকে ঐখানেই নেমে পড়তে বলে দিয়ে লোক পাঠাল। সে মতে ঐ দলটি ফেচির বাজার পর্যন্ত না পৌঁছে পূর্ববর্তী স্টেশনেই নেমে পড়ল। কারণ ফেচি স্টেশনে নামা তাদের জন্য মোটেও নিরাপদ ছিল না।
আসর ও মাগরিবের নামায ফেচির বাজারস্থ কুশিয়ারা নদীর চরে আদায় করে মজলিস পুনরায় শুরু হল। সম্ভবত গোপন পথে নিরাপদে নাট্যকর্মীদেরকে নিয়ে আসা হয়েছিল। কেননা, বাদ মাগরিবই তাদের অনুষ্ঠান শুরুর
অঙ্গীকারে তারা শত শত টিকেট ইতিমধ্যে বিক্রি করে ফেলেছিল। এমন সময় আকস্মিকভাবে শায়খ গোটা মজলিসকে নাট্যমঞ্চের জন্য নির্ধারিত স্থানে গিয়ে উঠবার নির্দেশ দিলেন। সাথে সাথে মজলিসশুদ্ধ লোকজন
বাঁধভাঙ্গা স্রোতের মতো দেখতে দেখতে তাদের ঘেরাও দেওয়া পূর্ণ প্যাণ্ডল দখল করে বসল। তখন আয়োজকদের প্রধান গুণ্ডাষণ্ডা ধরনের প্রভাবশালী লোকটি চিৎকার করে বলছিল, বন্দুক আনো, বন্দুক আনো। এক্ষুণি
আমি গুলি করব। সে বন্দুক তাকও করল। কিন্তু না শায়খ, না উপস্থিত জনতা তার বিন্দুমাত্র পরোয়া করল। শায়খ তাঁর দলবল নিয়ে (সাথে আমি) ঐ মজলিসে উচ্চস্বরে যিকির শুরু করে দিলেন। এইভাবে আমার চোখের
সামনেই নাট্যানুষ্ঠান একটি যিকির মজলিসের রূপ ধারণ করল। আয়োজক আর তাদের শ্রোতা-দর্শকরা একদম চুপসে গেল। এমনি ছিল জনতার উপর শায়খে কাতিয়ার যাদুকরী প্রভাব।
পরের দিন আমি কুশিয়ারা নদীর ওপারে আমার বাল্যবন্ধু ও সিলেট সরকারি আলিয়া মাদরাসার সহপাঠী মাওলানা রেদওয়ানুদ্দীনের সাথে তাঁর বাড়িতে সাক্ষাত করতে গিয়ে বিলক্ষণ বুঝতে পারলাম, নদীর ওপার থেকেও
প্রিন্ট করুন